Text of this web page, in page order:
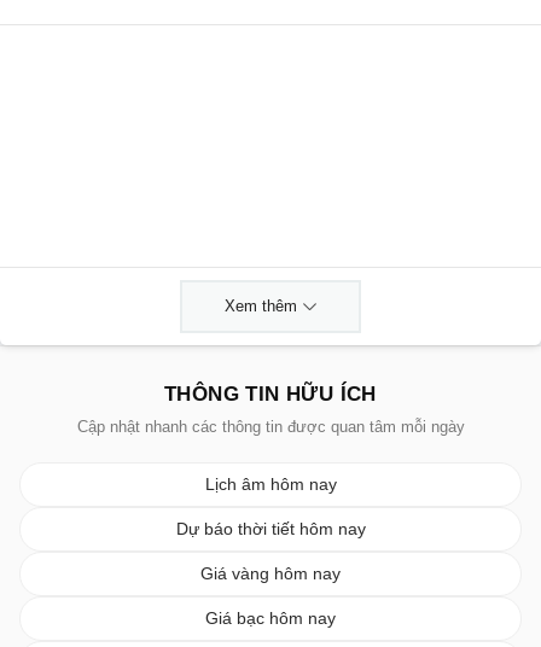
Xem thêm
THÔNG TIN HỮU ÍCH
Cập nhật nhanh các thông tin được quan tâm mỗi ngày
Lịch âm hôm nay
Dự báo thời tiết hôm nay
Giá vàng hôm nay
Giá bạc hôm nay